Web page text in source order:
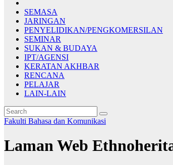
SEMASA
JARINGAN
PENYELIDIKAN/PENGKOMERSILAN
SEMINAR
SUKAN & BUDAYA
IPT/AGENSI
KERATAN AKHBAR
RENCANA
PELAJAR
LAIN-LAIN
Fakulti Bahasa dan Komunikasi
Laman Web